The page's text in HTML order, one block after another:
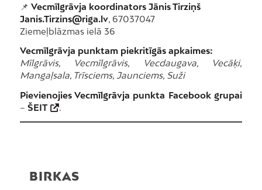
📌 Vecmīlgrāvja koordinators Jānis Tirziņš
Janis.Tirzins@riga.lv, 67037047
Ziemeļblāzmas ielā 36
Vecmīlgrāvja punktam piekritīgās apkaimes:
Mīlgrāvis, Vecmīlgrāvis, Vecdaugava, Vecāķi,
Mangaļsala, Trīsciems, Jaunciems, Suži
Pievienojies Vecmīlgrāvja punkta Facebook grupai
– ŠEIT .
BIRKAS